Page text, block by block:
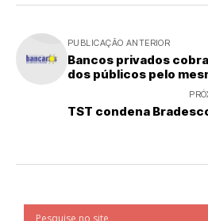
PUBLICAÇÃO ANTERIOR
Bancos privados
dos públicos pelo
TST condena